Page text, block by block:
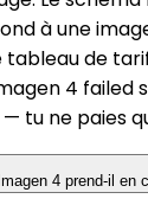
à une
tableau de
4 failed
tu ne paies
4 prend-il en